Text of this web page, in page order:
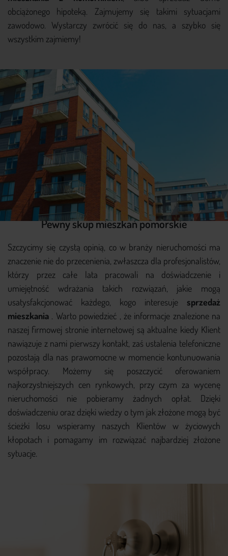
obciążonego hipoteką. Zajmujemy się takimi sytuacjami
zawodowo. Wystarczy zwrócić się do nas, a szybko się
wszystkim zajmiemy!
Pewny skup mieszkań pomorskie
Szczycimy się czystą opinią, co w branży nieruchomości ma
znaczenie nie do przecenienia, zwłaszcza dla profesjonalistów,
którzy przez całe lata pracowali na doświadczenie i
umiejętność wdrażania takich rozwiązań, jakie mogą
usatysfakcjonować każdego, kogo interesuje sprzedaż
mieszkania . Warto powiedzieć , że informacje znalezione na
naszej firmowej stronie internetowej są aktualne kiedy Klient
nawiązuje z nami pierwszy kontakt, zaś ustalenia telefoniczne
pozostają dla nas prawomocne w momencie kontunuowania
współpracy. Możemy się poszczycić oferowaniem
najkorzystniejszych cen rynkowych, przy czym za wycenę
nieruchomości nie pobieramy żadnych opłat. Dzięki
doświadczeniu oraz dzięki wiedzy o tym jak złożone mogą być
ścieżki losu wspieramy naszych Klientów w życiowych
kłopotach i pomagamy im rozwiązać najbardziej złożone
sytuacje.